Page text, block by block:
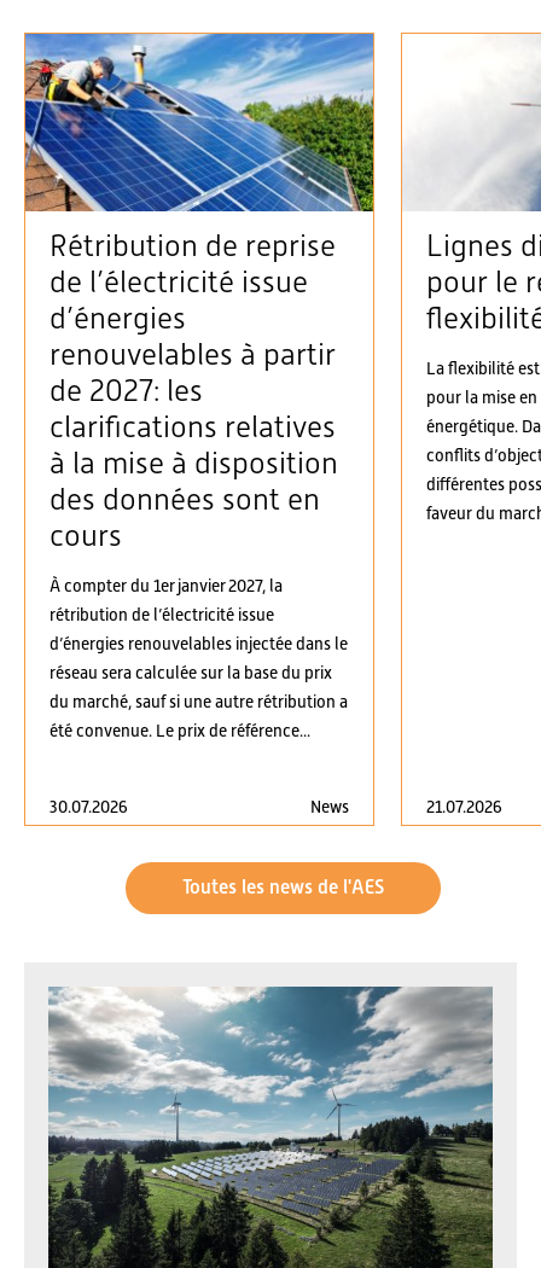
Rétribution de reprise
de l’électricité issue
d’énergies
renouvelables à partir
de 2027: les
clarifications relatives
à la mise à disposition
des données sont en
cours
À compter du 1er janvier 2027, la
rétribution de l’électricité issue
d’énergies renouvelables injectée dans le
réseau sera calculée sur la base du prix
du marché, sauf si une autre rétribution a
été convenue. Le prix de référence...
30.07.2026 News
Lignes
pour le
La flexibilité
pour la mise
énergétique.
conflits
différentes
faveur du
21.07.2026
Toutes les news de l'AES